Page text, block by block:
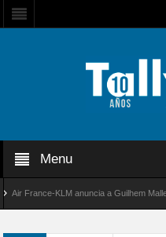
Menu
France-KLM anuncia a Guilhem Mallet